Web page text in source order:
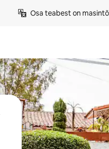
Osa teabest on